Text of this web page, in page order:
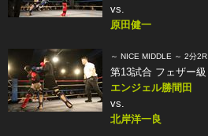
vs.
原田健一
～ NICE MIDDLE ～ 2分2R
第13試合 フェザー級
エンジェル勝間田
vs.
北岸洋一良